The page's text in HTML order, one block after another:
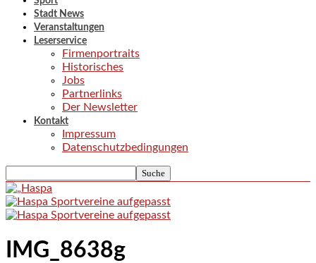
Stadt News
Veranstaltungen
Leserservice
Firmenportraits
Historisches
Jobs
Partnerlinks
Der Newsletter
Kontakt
Impressum
Datenschutzbedingungen
IMG_8638g